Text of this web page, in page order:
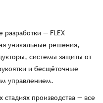
— FLEX
уникальные решения,
системы защиты от
и бесщёточные
управлением.
стадиях производства — все